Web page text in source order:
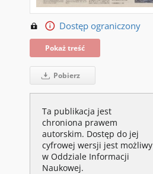
Dostęp ograniczony
Pokaż treść
Pobierz
Ta publikacja jest
chroniona prawem
autorskim. Dostęp do jej
cyfrowej wersji jest możliwy
w Oddziale Informacji
Naukowej.